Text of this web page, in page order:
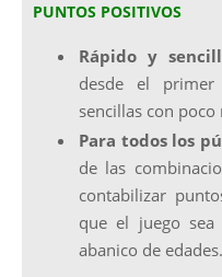
PUNTOS POSITIVOS
Rápido y
desde el
sencillas con
Para todos los
de las
contabilizar
que el juego
abanico de edades.